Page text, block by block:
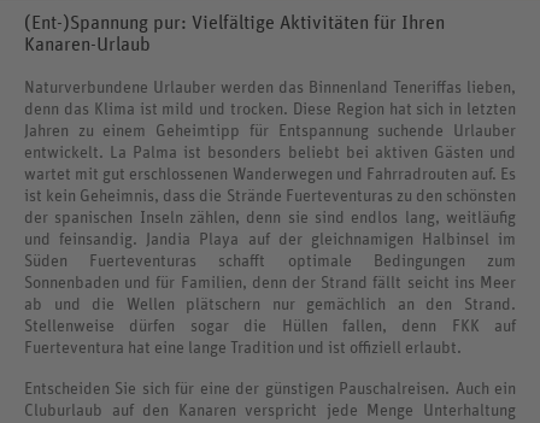
(Ent-)Spannung pur: Vielfältige Aktivitäten für Ihren
Kanaren-Urlaub
Naturverbundene Urlauber werden das Binnenland Teneriffas lieben,
denn das Klima ist mild und trocken. Diese Region hat sich in letzten
Jahren zu einem Geheimtipp für Entspannung suchende Urlauber
entwickelt. La Palma ist besonders beliebt bei aktiven Gästen und
wartet mit gut erschlossenen Wanderwegen und Fahrradrouten auf. Es
ist kein Geheimnis, dass die Strände Fuerteventuras zu den schönsten
der spanischen Inseln zählen, denn sie sind endlos lang, weitläufig
und feinsandig. Jandia Playa auf der gleichnamigen Halbinsel im
Süden Fuerteventuras schafft optimale Bedingungen zum
Sonnenbaden und für Familien, denn der Strand fällt seicht ins Meer
ab und die Wellen plätschern nur gemächlich an den Strand.
Stellenweise dürfen sogar die Hüllen fallen, denn FKK auf
Fuerteventura hat eine lange Tradition und ist offiziell erlaubt.
Entscheiden Sie sich für eine der günstigen Pauschalreisen. Auch ein
Cluburlaub auf den Kanaren verspricht jede Menge Unterhaltung